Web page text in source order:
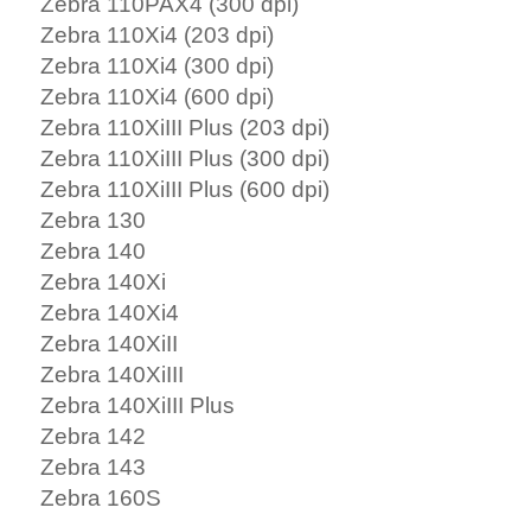
Zebra 110Xi4 (203 dpi)
Zebra 110Xi4 (300 dpi)
Zebra 110Xi4 (600 dpi)
Zebra 110XiIII Plus (203 dpi)
Zebra 110XiIII Plus (300 dpi)
Zebra 110XiIII Plus (600 dpi)
Zebra 130
Zebra 140
Zebra 140Xi
Zebra 140Xi4
Zebra 140XiII
Zebra 140XiIII
Zebra 140XiIII Plus
Zebra 142
Zebra 143
Zebra 160S